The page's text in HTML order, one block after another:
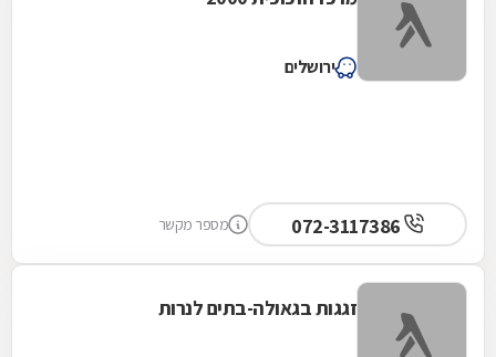
ירושלים
מספר מקשר
זגגות בגאולה-בתים לנרות